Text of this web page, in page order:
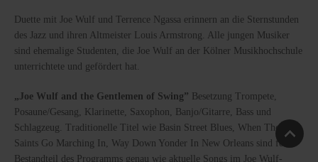
Duette mit Joe Wulf und Terrence Ngassa erinnern an die Sternstunden
des Jazz und ihren Altmeister Louis Armstrong. Alle jungen Musiker
sind ehemalige Studenten, die Joe Wulf an der Kölner Musikhochschule
unterrichtete und gefördert hat.
„Joe Wulf and the Gentlemen of Swing” Besetzung Trompete,
Posaune/Gesang, Klarinette, Saxophon, Banjo/Gitarre, Bass und
Schlagzeug. Traditionelle Titel wie Basin Street Blues, When The
Saints Go Marching In, Way Down Yonder In New Orleans sind fester
Bestandteil des Programms genau wie aktuelle Songs im Joe Wulf-